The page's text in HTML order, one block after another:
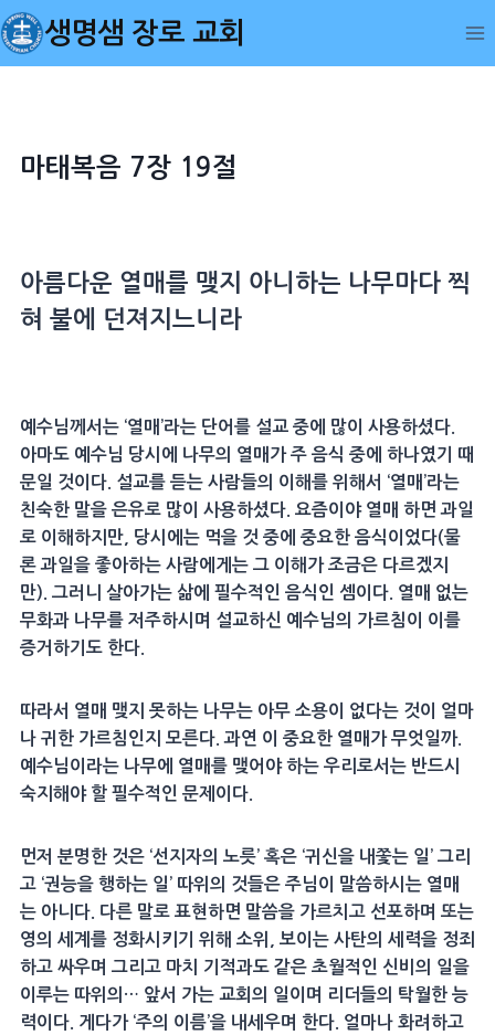
Skip
to
content
생명샘 장로 교회
마태복음 7장 19절
아름다운 열매를 맺지 아니하는 나무마다 찍
혀 불에 던져지느니라
예수님께서는 ‘열매’라는 단어를 설교 중에 많이 사용하셨다.
아마도 예수님 당시에 나무의 열매가 주 음식 중에 하나였기 때
문일 것이다. 설교를 듣는 사람들의 이해를 위해서 ‘열매’라는
친숙한 말을 은유로 많이 사용하셨다. 요즘이야 열매 하면 과일
로 이해하지만, 당시에는 먹을 것 중에 중요한 음식이었다(물
론 과일을 좋아하는 사람에게는 그 이해가 조금은 다르겠지
만). 그러니 살아가는 삶에 필수적인 음식인 셈이다. 열매 없는
무화과 나무를 저주하시며 설교하신 예수님의 가르침이 이를
증거하기도 한다.
따라서 열매 맺지 못하는 나무는 아무 소용이 없다는 것이 얼마
나 귀한 가르침인지 모른다. 과연 이 중요한 열매가 무엇일까.
예수님이라는 나무에 열매를 맺어야 하는 우리로서는 반드시
숙지해야 할 필수적인 문제이다.
먼저 분명한 것은 ‘선지자의 노릇’ 혹은 ‘귀신을 내쫓는 일’ 그리
고 ‘권능을 행하는 일’ 따위의 것들은 주님이 말씀하시는 열매
는 아니다. 다른 말로 표현하면 말씀을 가르치고 선포하며 또는
영의 세계를 정화시키기 위해 소위, 보이는 사탄의 세력을 정죄
하고 싸우며 그리고 마치 기적과도 같은 초월적인 신비의 일을
이루는 따위의… 앞서 가는 교회의 일이며 리더들의 탁월한 능
력이다. 게다가 ‘주의 이름’을 내세우며 한다. 얼마나 화려하고